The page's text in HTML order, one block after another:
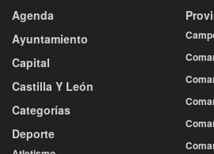
Agenda
Ayuntamiento
Capital
Castilla Y León
Categorías
Deporte